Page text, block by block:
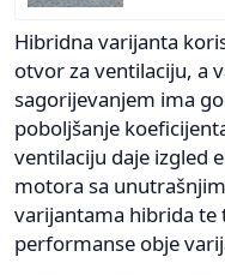
Hibridna varijanta
otvor za ventilaciju, a
sagorijevanjem ima
poboljšanje
ventilaciju daje izgled
motora sa
varijantama hibrida te
performanse obje